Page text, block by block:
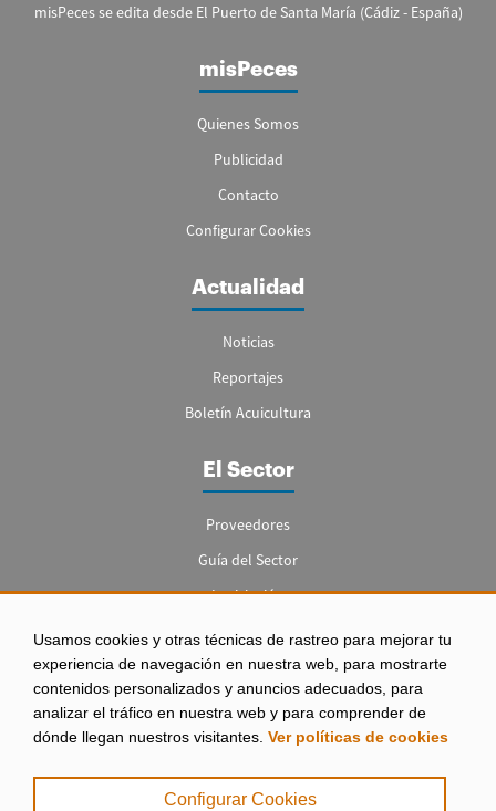
Usamos cookies y otras técnicas de rastreo para mejorar tu
experiencia de navegación en nuestra web, para mostrarte
contenidos personalizados y anuncios adecuados, para
analizar el tráfico en nuestra web y para comprender de
dónde llegan nuestros visitantes. Ver políticas de cookies
Configurar Cookies
misPeces se edita desde El Puerto de Santa María (Cádiz - España)
misPeces
Quienes Somos
Publicidad
Contacto
Configurar Cookies
Actualidad
Noticias
Reportajes
Boletín Acuicultura
El Sector
Proveedores
Guía del Sector
Legislación
Empleo
Aviso legal
|